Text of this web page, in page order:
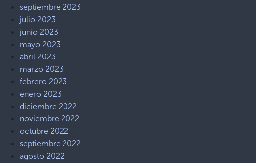
septiembre 2023
julio 2023
junio 2023
mayo 2023
abril 2023
marzo 2023
febrero 2023
enero 2023
diciembre 2022
noviembre 2022
octubre 2022
septiembre 2022
agosto 2022